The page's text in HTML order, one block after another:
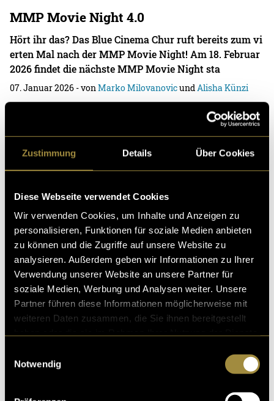
Zustimmung Details Über Cookies
Diese Webseite verwendet Cookies
Wir verwenden Cookies, um Inhalte und Anzeigen zu
personalisieren, Funktionen für soziale Medien anbieten
zu können und die Zugriffe auf unsere Website zu
analysieren. Außerdem geben wir Informationen zu Ihrer
Verwendung unserer Website an unsere Partner für
soziale Medien, Werbung und Analysen weiter. Unsere
Partner führen diese Informationen möglicherweise mit
weiteren Daten zusammen, die Sie ihnen bereitgestellt
Notwendig
MMP Movie Night 4.0
Hört ihr das? Das Blue Cinema Chur ruft bereits zum vi
erten Mal nach der MMP Movie Night! Am 18. Februar
2026 findet die nächste MMP Movie Night sta
07. Januar 2026 - vonMarko MilovanovicundAlisha Künzi
Abseits der Vorlesung
e unseres Podcasts Abseits der Vorlesung geht es um di
11. Juni 2025- von Marko MilovanovicundLen Wilpert
METAMORPHOSE
Die Idee zur Animation Metamorphose entstand aus de
11. Juni 2025- von